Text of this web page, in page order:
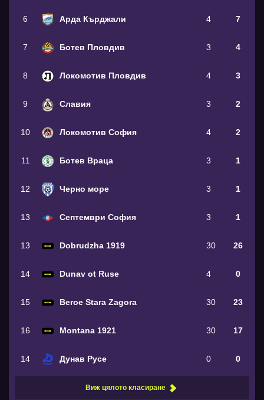
6 Арда Кърджали 4 7
7 Ботев Пловдив 3 4
8 Локомотив Пловдив 4 3
9 Славия 3 2
10 Локомотив София 4 2
11 Ботев Враца 3 1
12 Черно море 3 1
13 Септември София 3 1
13 Dobrudzha 1919 30 26
14 Dunav ot Ruse 4 0
15 Beroe Stara Zagora 30 23
16 Montana 1921 30 17
14 Дунав Русе 0 0
Виж цялото класиране